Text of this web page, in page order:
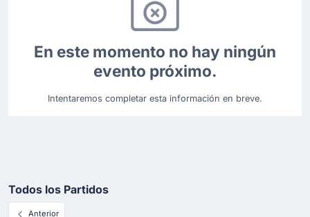
En este momento no hay ningún
evento próximo.
Intentaremos completar esta información en breve.
Todos los Partidos
Anterior